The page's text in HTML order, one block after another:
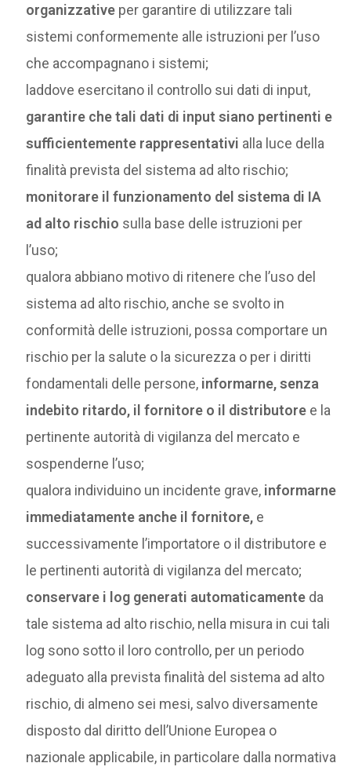
organizzative per garantire di utilizzare tali
sistemi conformemente alle istruzioni per l’uso
che accompagnano i sistemi;
laddove esercitano il controllo sui dati di input,
garantire che tali dati di input siano pertinenti e
sufficientemente rappresentativi alla luce della
finalità prevista del sistema ad alto rischio;
monitorare il funzionamento del sistema di IA
ad alto rischio sulla base delle istruzioni per
l’uso;
qualora abbiano motivo di ritenere che l’uso del
sistema ad alto rischio, anche se svolto in
conformità delle istruzioni, possa comportare un
rischio per la salute o la sicurezza o per i diritti
fondamentali delle persone, informarne, senza
indebito ritardo, il fornitore o il distributore e la
pertinente autorità di vigilanza del mercato e
sospenderne l’uso;
qualora individuino un incidente grave, informarne
immediatamente anche il fornitore, e
successivamente l’importatore o il distributore e
le pertinenti autorità di vigilanza del mercato;
conservare i log generati automaticamente da
tale sistema ad alto rischio, nella misura in cui tali
log sono sotto il loro controllo, per un periodo
adeguato alla prevista finalità del sistema ad alto
rischio, di almeno sei mesi, salvo diversamente
disposto dal diritto dell’Unione Europea o
nazionale applicabile, in particolare dalla normativa